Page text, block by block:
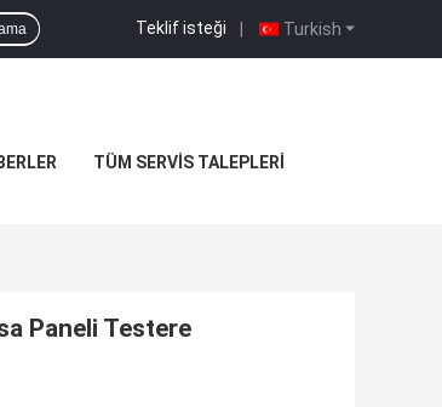
Turkish
Teklif isteği |
TÜM SERVIS TALEPLERI
Paneli Testere